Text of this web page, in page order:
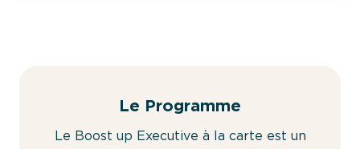
Le Programme
Le Boost up Executive à la carte est un